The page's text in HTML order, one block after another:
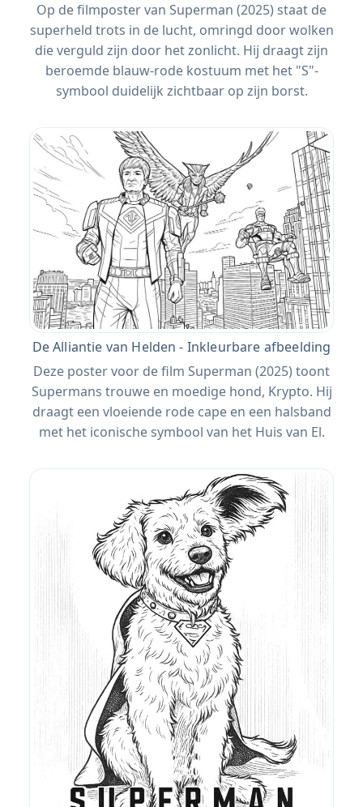
Op de filmposter van Superman (2025) staat de
superheld trots in de lucht, omringd door wolken
die verguld zijn door het zonlicht. Hij draagt ​​zijn
beroemde blauw-rode kostuum met het "S"-
symbool duidelijk zichtbaar op zijn borst.
De Alliantie van Helden - Inkleurbare afbeelding
Deze poster voor de film Superman (2025) toont
Supermans trouwe en moedige hond, Krypto. Hij
draagt ​​een vloeiende rode cape en een halsband
met het iconische symbool van het Huis van El.